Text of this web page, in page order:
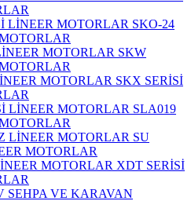
SKO-24
SKW
SKX SERİSİ
SLA019
SU
MOTORLAR
XDT SERİSİ